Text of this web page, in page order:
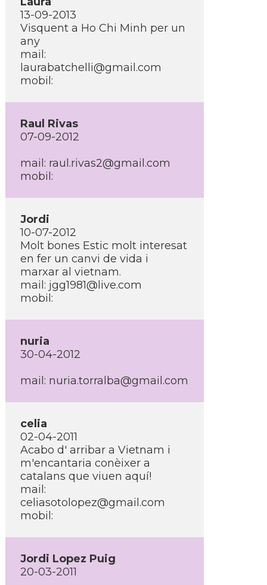
13-09-2013
Visquent a Ho Chi Minh per un
any
mail:
laurabatchelli@gmail.com
mobil:
Raul Rivas
07-09-2012
mail: raul.rivas2@gmail.com
mobil:
Jordi
10-07-2012
Molt bones Estic molt interesat
en fer un canvi de vida i
marxar al vietnam.
mail: jgg1981@live.com
mobil:
nuria
30-04-2012
mail: nuria.torralba@gmail.com
celia
02-04-2011
Acabo d' arribar a Vietnam i
m'encantaria conèixer a
catalans que viuen aquí­!
mail:
celiasotolopez@gmail.com
mobil:
Jordi Lopez Puig
20-03-2011